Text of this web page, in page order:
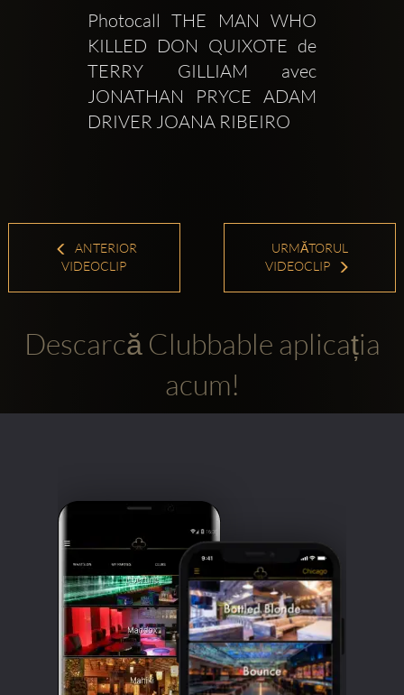
Photocall THE MAN WHO
KILLED DON QUIXOTE de
TERRY GILLIAM avec
JONATHAN PRYCE ADAM
DRIVER JOANA RIBEIRO
ANTERIOR
VIDEOCLIP
URMĂTORUL
VIDEOCLIP
Descarcă Clubbable aplicația
acum!